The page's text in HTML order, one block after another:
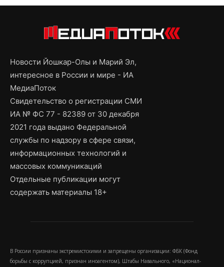
Новости Йошкар-Олы и Марий Эл,
интересное в России и мире - ИА
МедиаПоток
Свидетельство о регистрации СМИ
ИА № ФС 77 - 82389 от 30 декабря
2021 года выдано Федеральной
службы по надзору в сфере связи,
информационных технологий и
массовых коммуникаций
Отдельные публикации могут
содержать материалы 18+
В России признаны экстремистскими и запрещены организации: ФБК (Фонд
борьбы с коррупцией, признан иноагентом), Штабы Навального, «Национал-